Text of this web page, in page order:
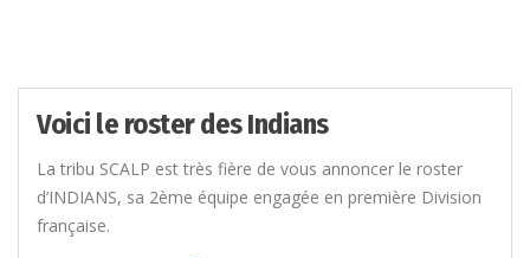
Voici le roster des Indians
La tribu SCALP est très fière de vous annoncer le roster
d’INDIANS, sa 2ème équipe engagée en première Division
française.